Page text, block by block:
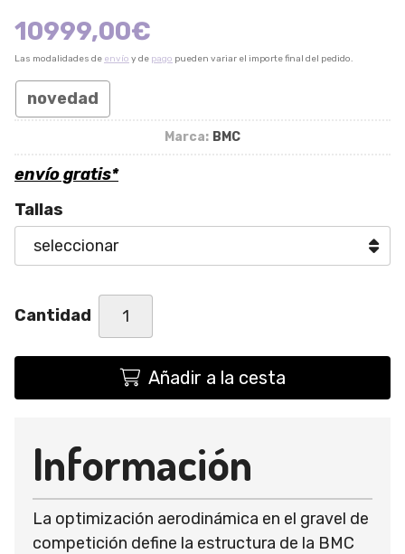
10999,00€
Las modalidades de envío y de pago pueden variar el importe final del pedido.
novedad
Marca: BMC
envío gratis*
Tallas
Cantidad
Añadir a la cesta
Información
La optimización aerodinámica en el gravel de
competición define la estructura de la BMC